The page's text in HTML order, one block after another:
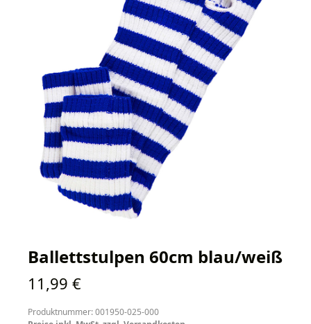
Ballettstulpen 60cm blau/weiß
Regulärer Preis:
11,99 €
Produktnummer: 001950-025-000